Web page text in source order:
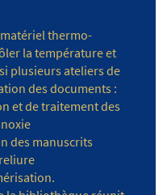
matériel thermo-
la température et
plusieurs ateliers de
des documents :
et de traitement des
des manuscrits